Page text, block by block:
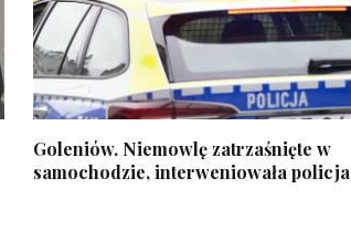
Goleniów. Niemowlę zatrzaśnięte w
samochodzie, interweniowała policja